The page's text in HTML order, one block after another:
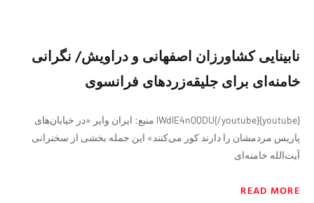
نابینایی کشاورزان اصفهانی و‌ دراویش/ نگرانی
خامنه‌ای برای جلیقه‌زردهای فرانسوی
{youtube}lWdlE4nQQDU{/youtube} منبع: ایران وایر «در خیابان‌های
پاریس مردمشان را دارند کور می‌کنند» این جمله بخشی از سخنرانی
آیت‌الله خامنه‌ای
READ MORE